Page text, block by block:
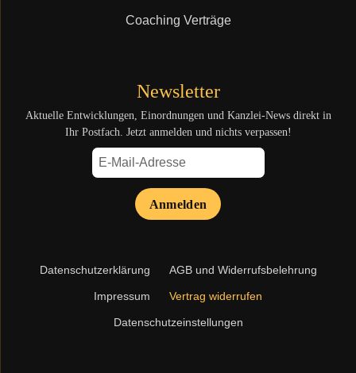
Coaching Verträge
Newsletter
Aktuelle Entwicklungen, Einordnungen und Kanzlei-News direkt in
Ihr Postfach. Jetzt anmelden und nichts verpassen!
Anmelden
Navigation
Datenschutzerklärung AGB und Widerrufsbelehrung
Impressum Vertrag widerrufen
Datenschutzeinstellungen